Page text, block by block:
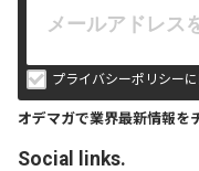
プライバシーポリシー
オデマガで業界最新情報を
Social links.